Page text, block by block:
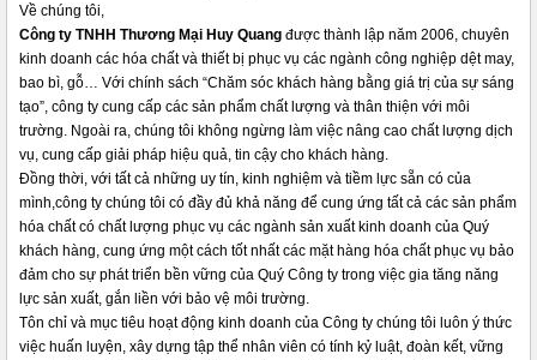
Về chúng tôi,
Công ty TNHH Thương Mại Huy Quang được thành lập năm 2006, chuyên
kinh doanh các hóa chất và thiết bị phục vụ các ngành công nghiệp dệt may,
bao bì, gỗ… Với chính sách “Chăm sóc khách hàng bằng giá trị của sự sáng
tạo”, công ty cung cấp các sản phẩm chất lượng và thân thiện với môi
trường. Ngoài ra, chúng tôi không ngừng làm việc nâng cao chất lượng dịch
vụ, cung cấp giải pháp hiệu quả, tin cậy cho khách hàng.
Đồng thời, với tất cả những uy tín, kinh nghiệm và tiềm lực sẵn có của
mình,công ty chúng tôi có đầy đủ khả năng để cung ứng tất cả các sản phẩm
hóa chất có chất lượng phục vụ các ngành sản xuất kinh doanh của Quý
khách hàng, cung ứng một cách tốt nhất các mặt hàng hóa chất phục vụ bảo
đảm cho sự phát triển bền vững của Quý Công ty trong việc gia tăng năng
lực sản xuất, gắn liền với bảo vệ môi trường.
Tôn chỉ và mục tiêu hoạt động kinh doanh của Công ty chúng tôi luôn ý thức
việc huấn luyện, xây dựng tập thể nhân viên có tính kỷ luật, đoàn kết, vững